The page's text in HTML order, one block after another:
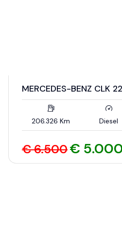
MERCEDES-BENZ CLK
206.326 Km Diesel
€ 6.500€